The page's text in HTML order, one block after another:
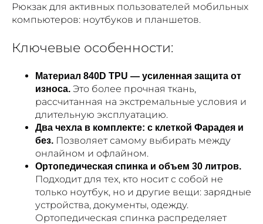
Рюкзак для активных пользователей мобильных
компьютеров: ноутбуков и планшетов.
Ключевые особенности:
Материал 840D TPU — усиленная защита от
износа. Это более прочная ткань,
рассчитанная на экстремальные условия и
длительную эксплуатацию.
Два чехла в комплекте: с клеткой Фарадея и
без. Позволяет самому выбирать между
онлайном и офлайном.
Ортопедическая спинка и объем 30 литров.
Подходит для тех, кто носит с собой не
только ноутбук, но и другие вещи: зарядные
устройства, документы, одежду.
Ортопедическая спинка распределяет